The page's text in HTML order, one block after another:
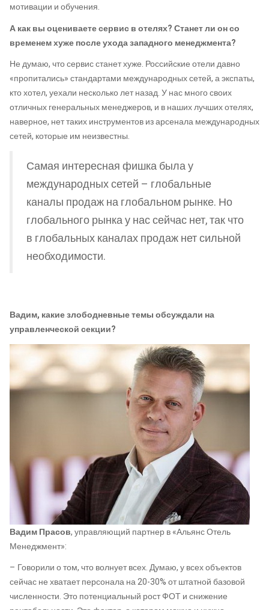
мотивации и обучения.
А как вы оцениваете сервис в отелях? Станет ли он со
временем хуже после ухода западного менеджмента?
Не думаю, что сервис станет хуже. Российские отели давно
«пропитались» стандартами международных сетей, а экспаты,
кто хотел, уехали несколько лет назад. У нас много своих
отличных генеральных менеджеров, и в наших лучших отелях,
наверное, нет таких инструментов из арсенала международных
сетей, которые им неизвестны.
Самая интересная фишка была у
международных сетей – глобальные
каналы продаж на глобальном рынке. Но
глобального рынка у нас сейчас нет, так что
в глобальных каналах продаж нет сильной
необходимости.
Вадим, какие злободневные темы обсуждали на
управленческой секции?
Вадим Прасов, управляющий партнер в «Альянс Отель
Менеджмент»:
– Говорили о том, что волнует всех. Думаю, у всех объектов
сейчас не хватает персонала на 20-30% от штатной базовой
численности. Это потенциальный рост ФОТ и снижение